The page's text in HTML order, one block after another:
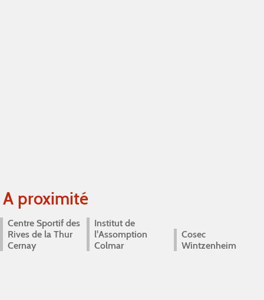
A proximité
Centre Sportif des
Rives de la Thur
Cernay
Institut de
l'Assomption
Colmar
Cosec
Wintzenheim